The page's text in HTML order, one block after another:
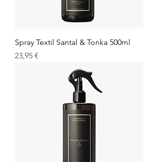
Spray Textil Santal & Tonka 500ml
Prix
23,95 €